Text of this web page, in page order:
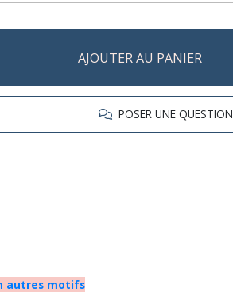
AJOUTER AU PANIER
POSER UNE QUESTION
autres motifs